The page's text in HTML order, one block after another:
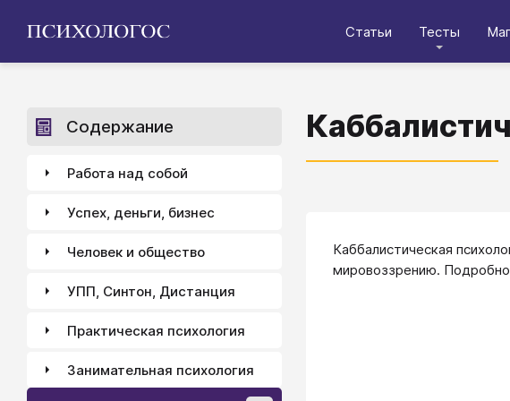
Статьи Тесты
Каббалистическая
мировоззрению.
Содержание
Работа над собой
Успех, деньги, бизнес
Человек и общество
УПП, Синтон, Дистанция
Практическая психология
Занимательная психология